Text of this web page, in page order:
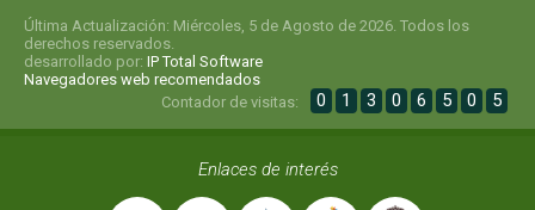
Última Actualización: Miércoles, 5 de Agosto de 2026. Todos los
derechos reservados.
desarrollado por: IP Total Software
Navegadores web recomendados
Contador de visitas:
0 1 3 0 6 5 0 5
Enlaces de interés